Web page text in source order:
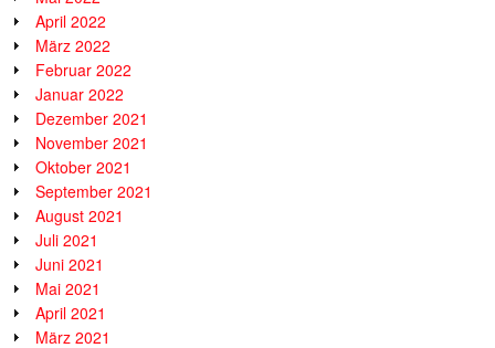
April 2022
März 2022
Februar 2022
Januar 2022
Dezember 2021
November 2021
Oktober 2021
September 2021
August 2021
Juli 2021
Juni 2021
Mai 2021
April 2021
März 2021